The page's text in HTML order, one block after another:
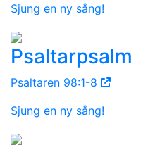
Sjung en ny sång!
Psaltarpsalm
Psaltaren 98:1-8
Sjung en ny sång!